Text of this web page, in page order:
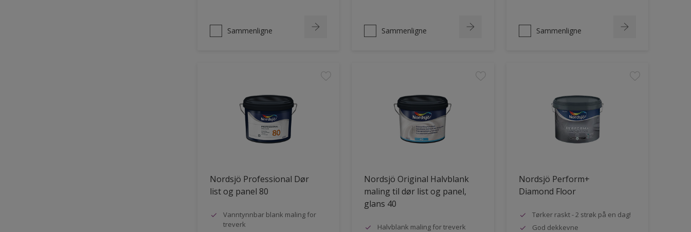
Sammenligne Sammenligne Sammenligne
Nordsjö Professional Dør
list og panel 80
Vanntynnbar blank maling for
treverk
Nordsjö Original Halvblank
maling til dør list og panel,
glans 40
Halvblank maling for treverk
Nordsjö Perform+
Diamond Floor
Tørker raskt - 2 strøk på en dag!
God dekkevne